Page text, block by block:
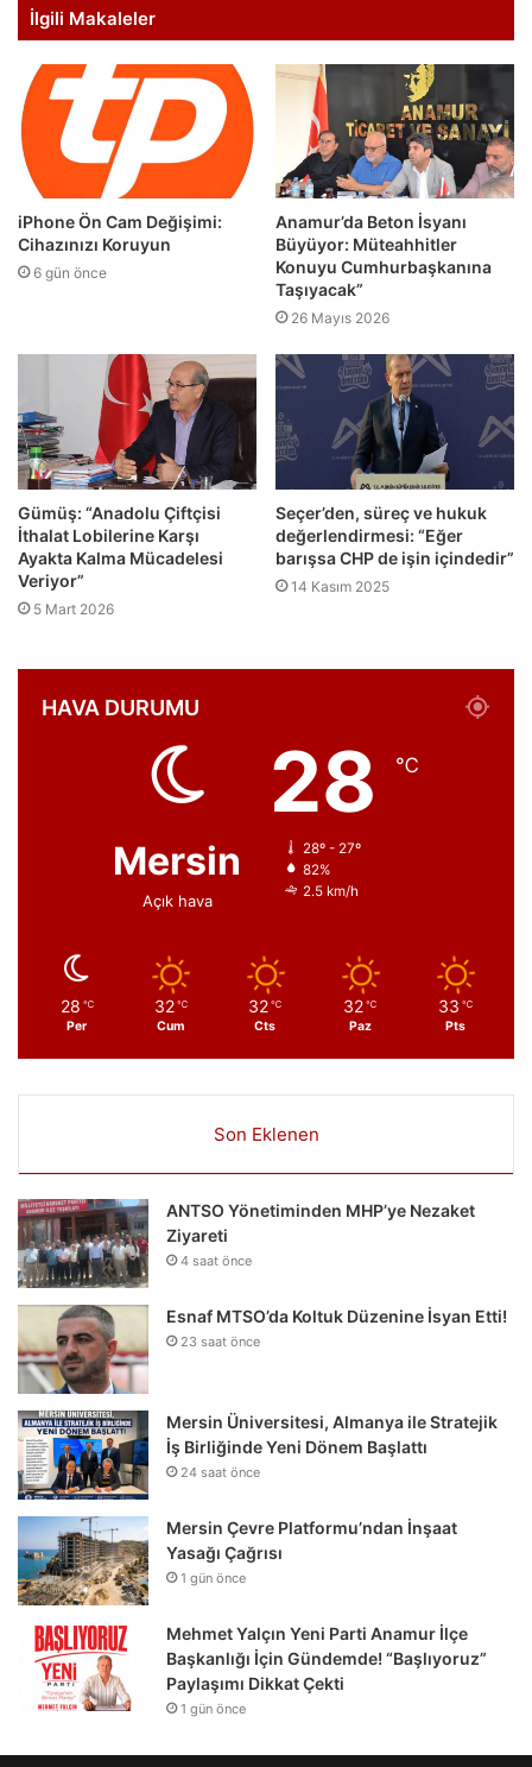
İlgili Makaleler
iPhone Ön Cam Değişimi:
Cihazınızı Koruyun
6 gün önce
Anamur’da Beton İsyanı
Büyüyor: Müteahhitler
Konuyu Cumhurbaşkanına
Taşıyacak”
26 Mayıs 2026
Gümüş: “Anadolu Çiftçisi
İthalat Lobilerine Karşı
Ayakta Kalma Mücadelesi
Veriyor”
5 Mart 2026
Seçer’den, süreç ve hukuk
değerlendirmesi: “Eğer
barışsa CHP de işin içindedir”
14 Kasım 2025
HAVA DURUMU
Mersin
Açık hava
28 ℃
28º - 27º
82%
2.5 km/h
28 ℃
Per
32 ℃
Cum
32 ℃
Cts
32 ℃
Paz
33 ℃
Pts
Son Eklenen
ANTSO Yönetiminden MHP’ye Nezaket
Ziyareti
4 saat önce
Esnaf MTSO’da Koltuk Düzenine İsyan Etti!
23 saat önce
Mersin Üniversitesi, Almanya ile Stratejik
İş Birliğinde Yeni Dönem Başlattı
24 saat önce
Mersin Çevre Platformu’ndan İnşaat
Yasağı Çağrısı
1 gün önce
Mehmet Yalçın Yeni Parti Anamur İlçe
Başkanlığı İçin Gündemde! “Başlıyoruz”
Paylaşımı Dikkat Çekti
1 gün önce